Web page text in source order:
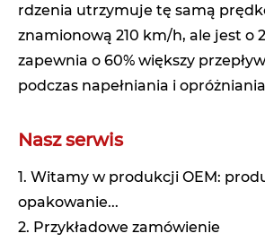
rdzenia utrzymuje tę samą
znamionową 210 km/h, ale jest o
zapewnia o 60% większy
podczas napełniania i
Nasz serwis
1. Witamy w produkcji OEM:
opakowanie...
2. Przykładowe zamówienie